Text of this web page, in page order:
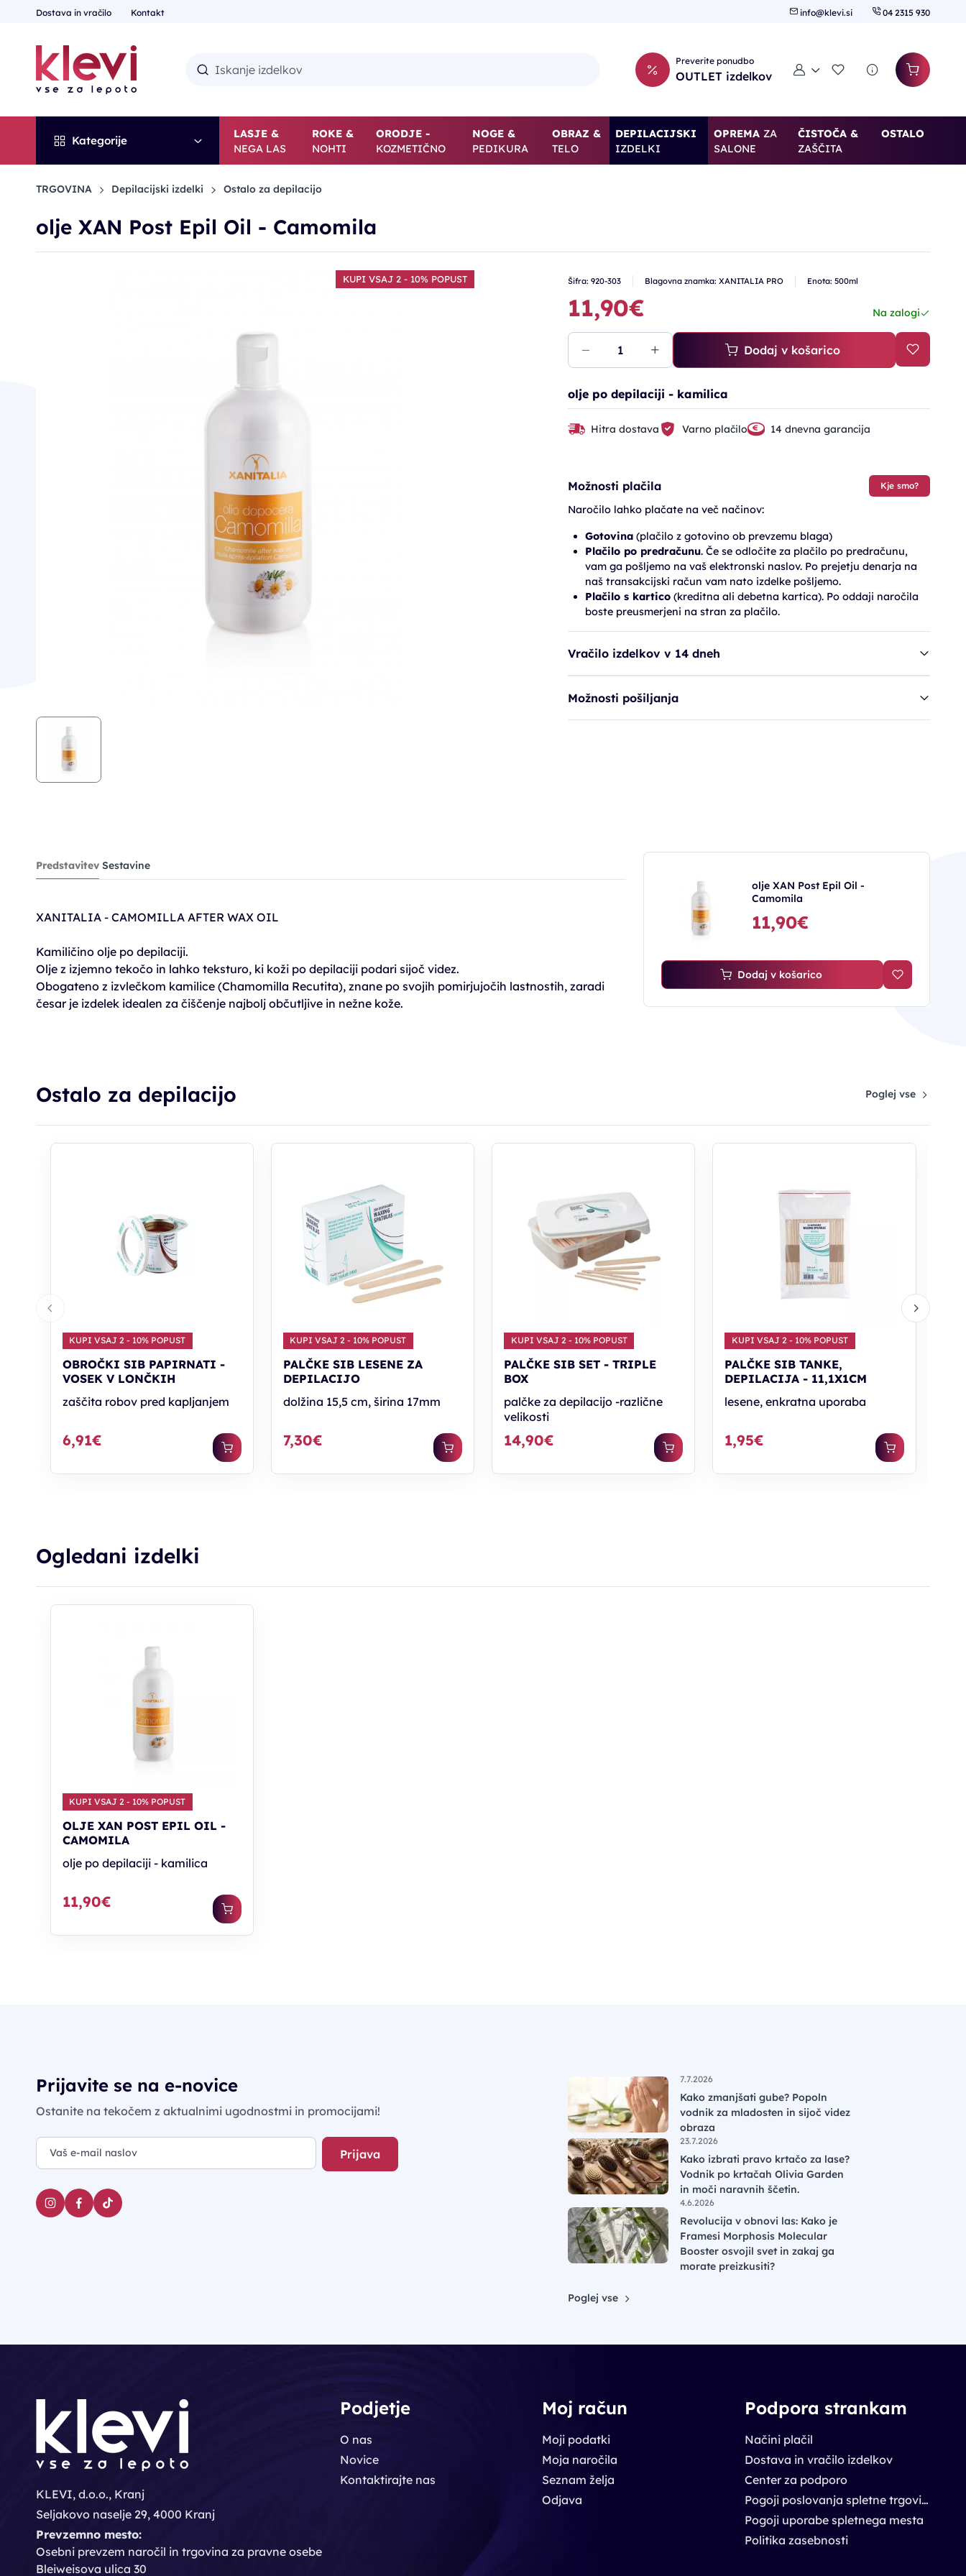
Dostava in vračilo Kontakt info@klevi.si 04 2315 930
Preverite ponudbo
OUTLET izdelkov Moj računSeznam želja
Kategorije
LASJE &
NEGA LAS
ROKE &
NOHTI
ORODJE -
KOZMETIČNO
NOGE &
PEDIKURA
OBRAZ &
TELO
DEPILACIJSKI
IZDELKI
OPREMAZA
SALONE
ČISTOČA &
ZAŠČITA
OSTALO
TRGOVINA Depilacijski izdelki Ostalo za depilacijo
olje XAN Post Epil Oil - Camomila
KUPI VSAJ 2 - 10% POPUST Šifra: 920-303 Blagovna znamka: XANITALIA PRO Enota: 500ml
11,90€ Na zalogi
Dodaj v košarico
olje po depilaciji - kamilica
Hitra dostava Varno plačilo 14 dnevna garancija
Možnosti plačila Kje smo?
Naročilo lahko plačate na več načinov:
Gotovina(plačilo z gotovino ob prevzemu blaga)
Plačilo po predračunu. Če se odločite za plačilo po predračunu,
vam ga pošljemo na vaš elektronski naslov. Po prejetju denarja na
naš transakcijski račun vam nato izdelke pošljemo.
Plačilo s kartico(kreditna ali debetna kartica). Po oddaji naročila
boste preusmerjeni na stran za plačilo.
Vračilo izdelkov v 14 dneh
Možnosti pošiljanja
Predstavitev Sestavine
XANITALIA - CAMOMILLA AFTER WAX OIL
Kamiličino olje po depilaciji.
Olje z izjemno tekočo in lahko teksturo, ki koži po depilaciji podari sijoč videz.
Obogateno z izvlečkom kamilice (Chamomilla Recutita), znane po svojih pomirjujočih lastnostih, zaradi
česar je izdelek idealen za čiščenje najbolj občutljive in nežne kože.
olje XAN Post Epil Oil -
Camomila
11,90€
Dodaj v košarico
Ostalo za depilacijo Poglej vse
KUPI VSAJ 2 - 10% POPUST
OBROČKI SIB PAPIRNATI -
VOSEK V LONČKIH
zaščita robov pred kapljanjem
6,91€
KUPI VSAJ 2 - 10% POPUST
PALČKE SIB LESENE ZA
DEPILACIJO
dolžina 15,5 cm, širina 17mm
7,30€
KUPI VSAJ 2 - 10% POPUST
PALČKE SIB SET - TRIPLE
BOX
palčke za depilacijo -različne
velikosti
14,90€
KUPI VSAJ 2 - 10% POPUST
PALČKE SIB TANKE,
DEPILACIJA - 11,1X1CM
lesene, enkratna uporaba
1,95€
Ogledani izdelki
KUPI VSAJ 2 - 10% POPUST
OLJE XAN POST EPIL OIL -
CAMOMILA
olje po depilaciji - kamilica
11,90€
Prijavite se na e-novice
Ostanite na tekočem z aktualnimi ugodnostmi in promocijami!
Prijava
7.7.2026
Kako zmanjšati gube? Popoln
vodnik za mladosten in sijoč videz
obraza
23.7.2026
Kako izbrati pravo krtačo za lase?
Vodnik po krtačah Olivia Garden
in moči naravnih ščetin.
4.6.2026
Revolucija v obnovi las: Kako je
Framesi Morphosis Molecular
Booster osvojil svet in zakaj ga
morate preizkusiti?
Poglej vse
KLEVI, d.o.o., Kranj
Seljakovo naselje 29, 4000 Kranj
Prevzemno mesto:
Osebni prevzem naročil in trgovina za pravne osebe
Bleiweisova ulica 30
Podjetje
O nas
Novice
Kontaktirajte nas
Moj račun
Moji podatki
Moja naročila
Seznam želja
Odjava
Podpora strankam
Načini plačil
Dostava in vračilo izdelkov
Center za podporo
Pogoji poslovanja spletne trgovine
Pogoji uporabe spletnega mesta
Politika zasebnosti